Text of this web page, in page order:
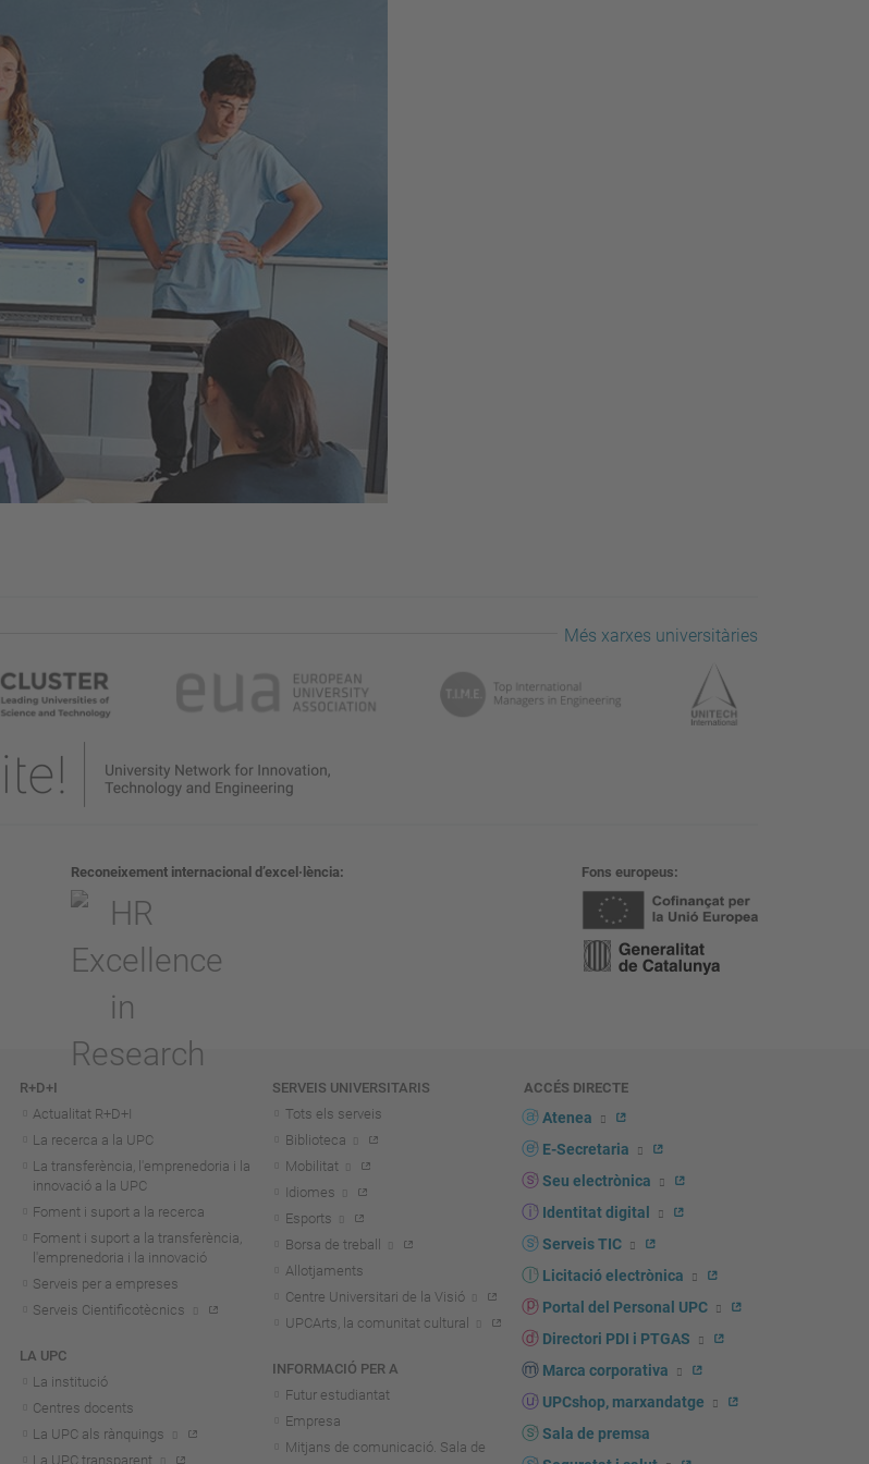
Més xarxes universitàries
Reconeixement internacional d’excel·lència Fons europeus
R+D+I
Actualitat R+D+I
La recerca a la UPC
La transferència, l'emprenedoria i la
innovació a la UPC
Foment i suport a la recerca
Foment i suport a la transferència,
l'emprenedoria i la innovació
Serveis per a empreses
Serveis Cientificotècnics
LA UPC
La institució
Centres docents
La UPC als rànquings
La UPC transparent
SERVEIS UNIVERSITARIS
Tots els serveis
Biblioteca
Mobilitat
Idiomes
Esports
Borsa de treball
Allotjaments
Centre Universitari de la Visió
UPCArts, la comunitat cultural
INFORMACIÓ PER A
Futur estudiantat
Empresa
Mitjans de comunicació. Sala de
ACCÉS DIRECTE
Atenea
E-Secretaria
Seu electrònica
Identitat digital
Serveis TIC
Licitació electrònica
Portal del Personal UPC
Directori PDI i PTGAS
Marca corporativa
UPCshop, marxandatge
Sala de premsa